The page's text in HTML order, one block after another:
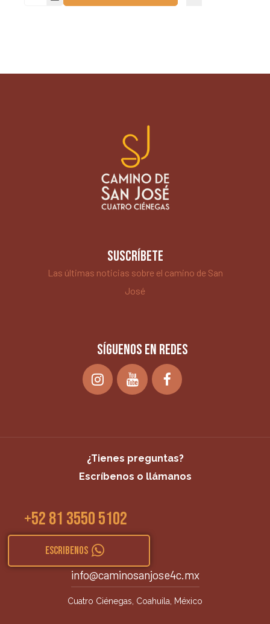
SUSCRÍBETE
Las últimas noticias sobre el camino de San
José
SÍGUENOS EN REDES
¿Tienes preguntas?
Escríbenos o llámanos
+52 81 3550 5102
ESCRIBENOS
info@caminosanjose4c.mx
Cuatro Ciénegas, Coahuila, México